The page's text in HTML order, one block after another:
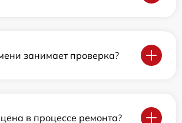
занимает проверка?
в процессе ремонта?